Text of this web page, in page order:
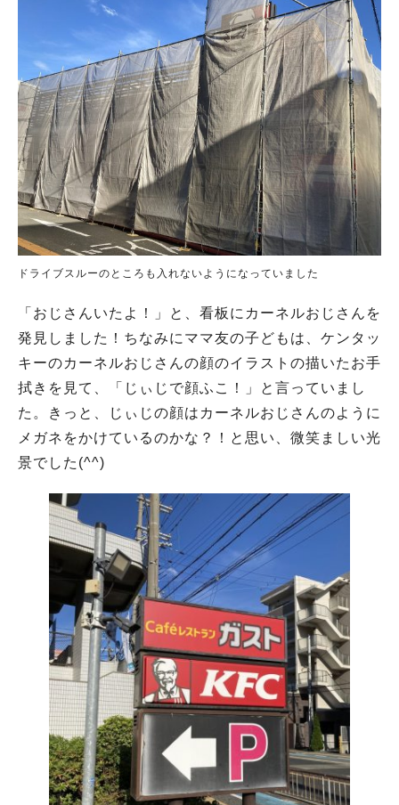
ドライブスルーのところも入れないようになっていました
「おじさんいたよ！」と、看板にカーネルおじさんを
発見しました！ちなみにママ友の子どもは、ケンタッ
キーのカーネルおじさんの顔のイラストの描いたお手
拭きを見て、「じぃじで顔ふこ！」と言っていまし
た。きっと、じぃじの顔はカーネルおじさんのように
メガネをかけているのかな？！と思い、微笑ましい光
景でした(^^)